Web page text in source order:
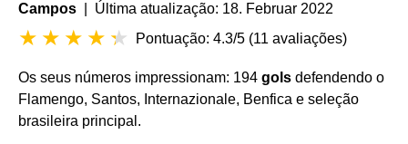
Campos | Última atualização: 18. Februar 2022
Pontuação: 4.3/5 (11 avaliações)
Os seus números impressionam: 194 gols defendendo o
Flamengo, Santos, Internazionale, Benfica e seleção
brasileira principal.